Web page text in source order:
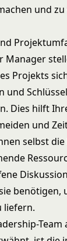
und
Manager
Projekts
und
Dies hilft
und
selbst
benötigen,
liefern.
Team